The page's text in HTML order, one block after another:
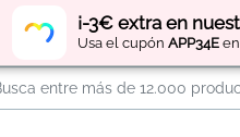
¡-3€ extra en
Usa el cupón APP34E